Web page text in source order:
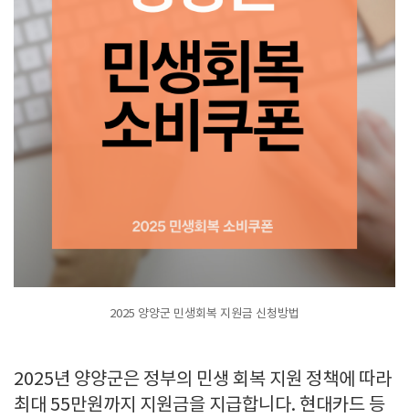
2025 양양군 민생회복 지원금 신청방법
2025년 양양군은 정부의 민생 회복 지원 정책에 따라
최대 55만원까지 지원금을 지급합니다. 현대카드 등